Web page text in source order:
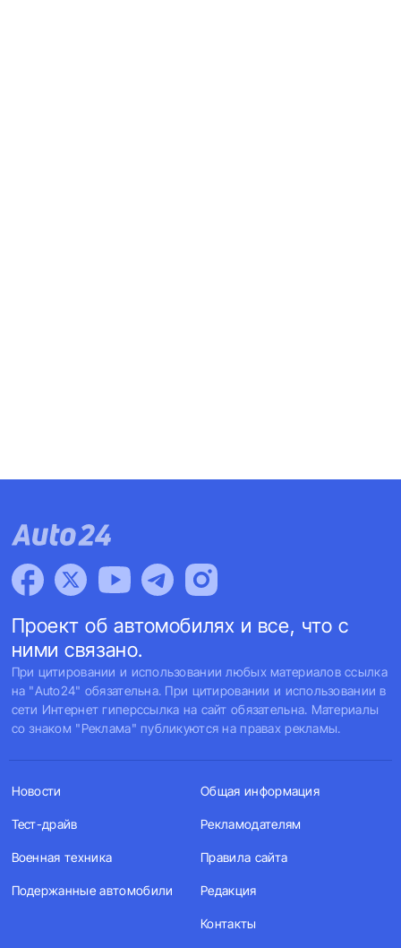
Проект об автомобилях и все, что с
ними связано.
При цитировании и использовании любых материалов ссылка
на "Auto24" обязательна. При цитировании и использовании в
сети Интернет гиперссылка на сайт обязательна. Материалы
со знаком "Реклама" публикуются на правах рекламы.
Новости
Тест-драйв
Военная техника
Подержанные автомобили
Общая информация
Рекламодателям
Правила сайта
Редакция
Контакты